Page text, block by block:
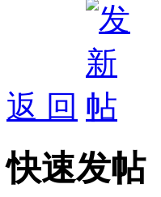
返 回
快速发帖